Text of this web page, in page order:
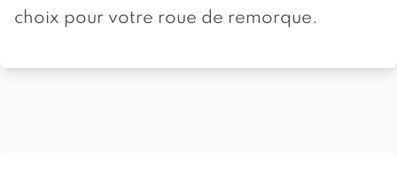
choix pour votre roue de remorque.